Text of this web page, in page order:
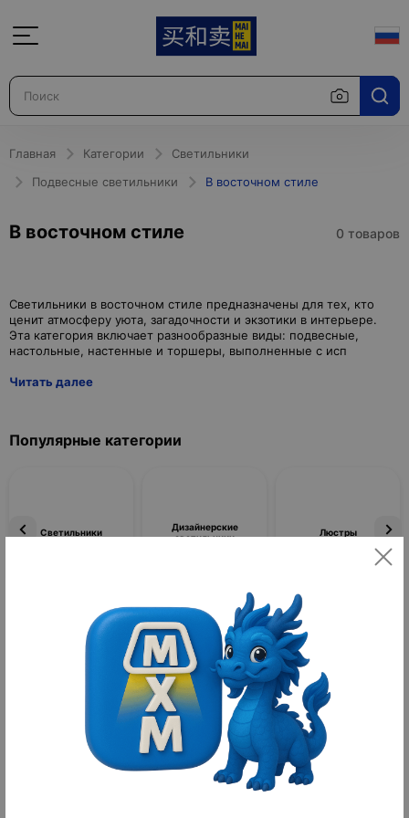
Главная Категории
Светильники
Подвесные светильники
В восточном стиле
В восточном стиле 0 товаров
Светильники в восточном стиле предназначены для тех, кто
ценит атмосферу уюта, загадочности и экзотики в интерьере.
Эта категория включает разнообразные виды: подвесные,
Читать далее
Популярные категории
Светильники
Дизайнерские
светильники
Люстры
Фильтры По популярности
Товаров не найдено
Светильники в восточном стиле | Бренд: MAI HE MAI
Светильники в восточном стиле: гид по выбору и основным